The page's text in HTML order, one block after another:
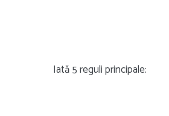
Iată 5 reguli principale: